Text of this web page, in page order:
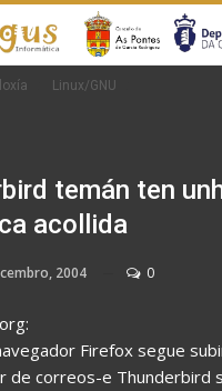
Linux/GNU
temán ten
acollida
2004 0
Firefox segue
de correos-e Thunderbird